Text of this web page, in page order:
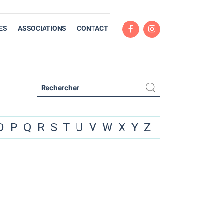
ASSOCIATIONS CONTACT
P Q R S T U V W X Y Z